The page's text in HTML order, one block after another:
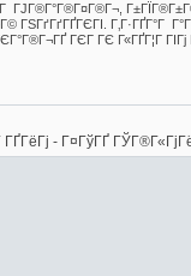
ГЈГ®Г°Г®Г¤Г®Г¬,
Г‚Г·ГҐГ°Г
ГЄГ ГЄ Г«ГҐГ¦Г
- Г¤ГўГҐ